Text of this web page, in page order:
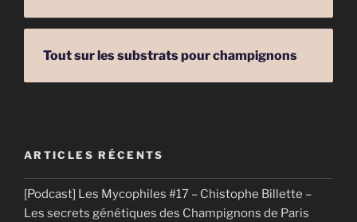
Tout sur les substrats pour champignons
ARTICLES RÉCENTS
[Podcast] Les Mycophiles #17 – Chistophe Billette –
Les secrets génétiques des Champignons de Paris